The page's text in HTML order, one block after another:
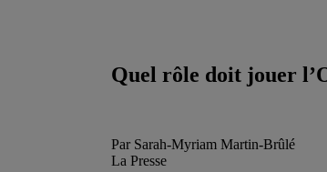
Quel rôle doit jouer
Par Sarah-Myriam Martin-Brûlé
La Presse